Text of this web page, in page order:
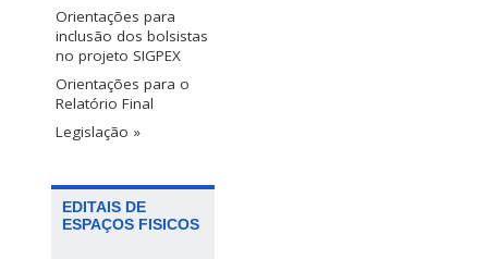
Orientações para
inclusão dos bolsistas
no projeto SIGPEX
Orientações para o
Relatório Final
Legislação »
EDITAIS DE
ESPAÇOS FISICOS